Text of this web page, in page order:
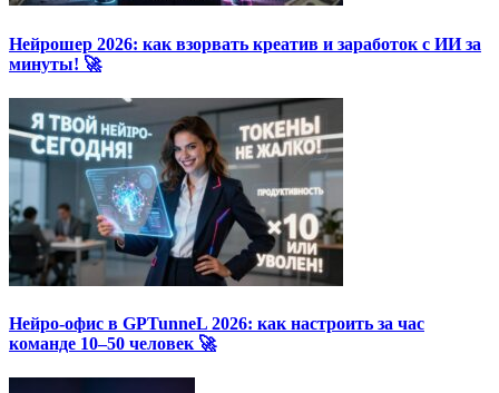
Нейрошер 2026: как взорвать креатив и заработок с ИИ за
минуты! 🚀
Нейро-офис в GPTunneL 2026: как настроить за час
команде 10–50 человек 🚀